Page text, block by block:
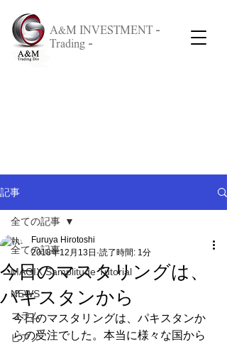
A&M INVESTMENT -
Trading -
記事
全ての記事
MAGIX Samplitude Tutorial
NEWS
コラム
ピアノ
全ての記事
今日のマスタリングは、
パキスタンから
Furuya Hirotoshi
2018年12月13日 読了時間: 1分
今日のマスタリングは、パキスタンか
らの受注でした。本当に様々な国から